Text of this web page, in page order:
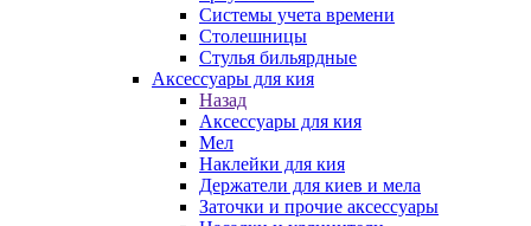
Системы учета времени
Столешницы
Стулья бильярдные
Аксессуары для кия
Назад
Аксессуары для кия
Мел
Наклейки для кия
Держатели для киев и мела
Заточки и прочие аксессуары